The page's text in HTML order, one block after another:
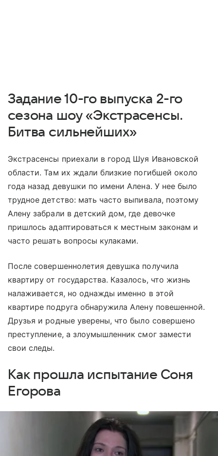
Задание 10-го выпуска 2-го
сезона шоу «Экстрасенсы.
Битва сильнейших»
Экстрасенсы приехали в город Шуя Ивановской
области. Там их ждали близкие погибшей около
года назад девушки по имени Алена. У нее было
трудное детство: мать часто выпивала, поэтому
Алену забрали в детский дом, где девочке
пришлось адаптироваться к местным законам и
часто решать вопросы кулаками.
После совершеннолетия девушка получила
квартиру от государства. Казалось, что жизнь
налаживается, но однажды именно в этой
квартире подруга обнаружила Алену повешенной.
Друзья и родные уверены, что было совершено
преступление, а злоумышленник смог замести
свои следы.
Как прошла испытание Соня
Егорова